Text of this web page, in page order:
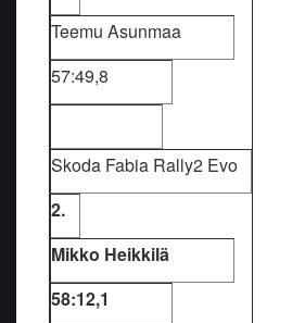
Teemu Asunmaa
57:49,8
Skoda Fabia Rally2 Evo
2.
Mikko Heikkilä
58:12,1